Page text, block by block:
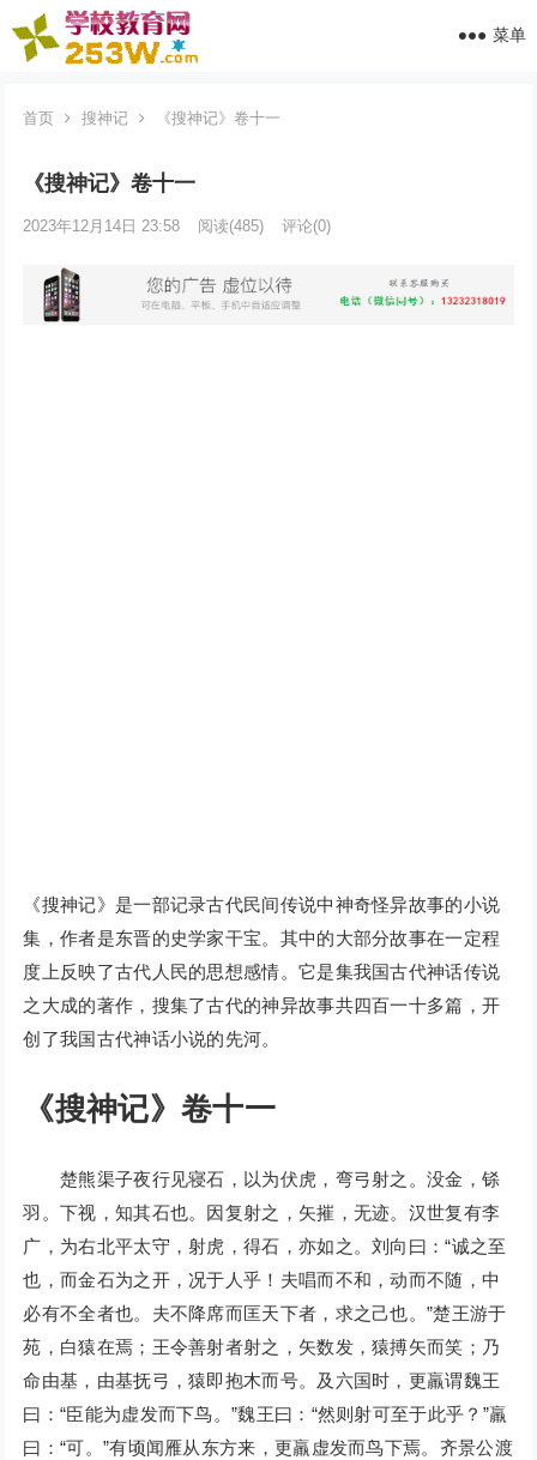
菜单
首页 搜神记 《搜神记》卷十一
《搜神记》卷十一
2023年12月14日 23:58 阅读(485) 评论(0)
《搜神记》是一部记录古代民间传说中神奇怪异故事的小说
集，作者是东晋的史学家干宝。其中的大部分故事在一定程
度上反映了古代人民的思想感情。它是集我国古代神话传说
之大成的著作，搜集了古代的神异故事共四百一十多篇，开
创了我国古代神话小说的先河。
《搜神记》卷十一
楚熊渠子夜行见寝石，以为伏虎，弯弓射之。没金，铩
羽。下视，知其石也。因复射之，矢摧，无迹。汉世复有李
广，为右北平太守，射虎，得石，亦如之。刘向曰：“诚之至
也，而金石为之开，况于人乎！夫唱而不和，动而不随，中
必有不全者也。夫不降席而匡天下者，求之己也。”楚王游于
苑，白猿在焉；王令善射者射之，矢数发，猿搏矢而笑；乃
命由基，由基抚弓，猿即抱木而号。及六国时，更羸谓魏王
曰：“臣能为虚发而下鸟。”魏王曰：“然则射可至于此乎？”羸
曰：“可。”有顷闻雁从东方来，更羸虚发而鸟下焉。齐景公渡